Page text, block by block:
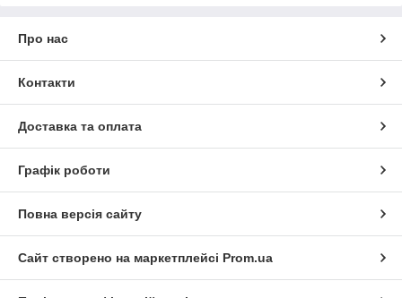
Про нас
Контакти
Доставка та оплата
Графік роботи
Повна версія сайту
Сайт створено на маркетплейсі Prom.ua